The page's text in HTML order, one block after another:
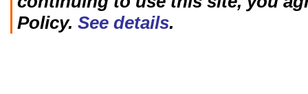
Policy. See details.